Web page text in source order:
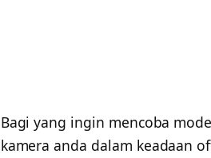
Bagi yang ingin mencoba
kamera anda dalam keadaan